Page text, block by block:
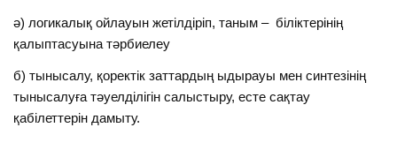
ә) логикалық ойлауын жетілдіріп, таным – біліктерінің
қалыптасуына тәрбиелеу
б) тынысалу, қоректік заттардың ыдырауы мен синтезінің
тынысалуға тәуелділігін салыстыру, есте сақтау
қабілеттерін дамыту.